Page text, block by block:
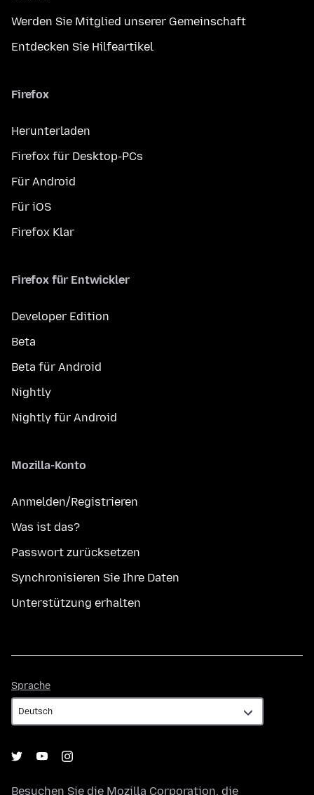
Werden Sie Mitglied unserer Gemeinschaft
Entdecken Sie Hilfeartikel
Firefox
Herunterladen
Firefox für Desktop-PCs
Für Android
Für iOS
Firefox Klar
Firefox für Entwickler
Developer Edition
Beta
Beta für Android
Nightly
Nightly für Android
Mozilla-Konto
Anmelden/Registrieren
Was ist das?
Passwort zurücksetzen
Synchronisieren Sie Ihre Daten
Unterstützung erhalten
Sprache
Besuchen Sie die Mozilla Corporation, die